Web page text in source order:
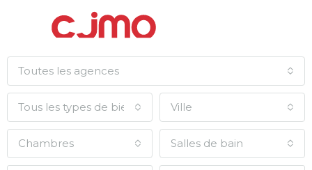
Toutes les agences
Tous les types de biens Ville
Chambres Salles de bain